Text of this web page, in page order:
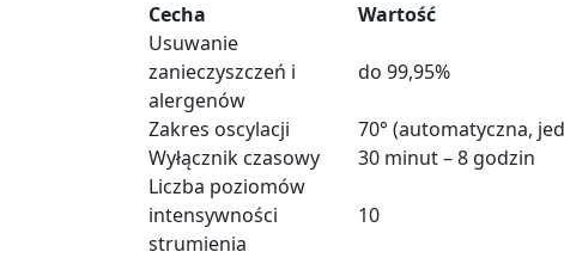
Cecha
Wartość
Usuwanie
zanieczyszczeń i
alergenów
do 99,95%
Zakres oscylacji
70° (automatyczna,
Wyłącznik czasowy
30 minut – 8 godzin
Liczba poziomów
intensywności
strumienia
10